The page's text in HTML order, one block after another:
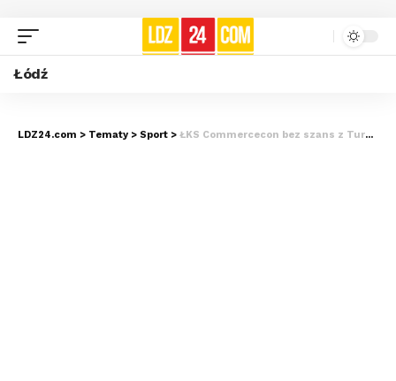
Łódź
LDZ24.com > Tematy > Sport > ŁKS Commercecon bez szans z Turczynkami. Porażka w Lidze Mistrzyń